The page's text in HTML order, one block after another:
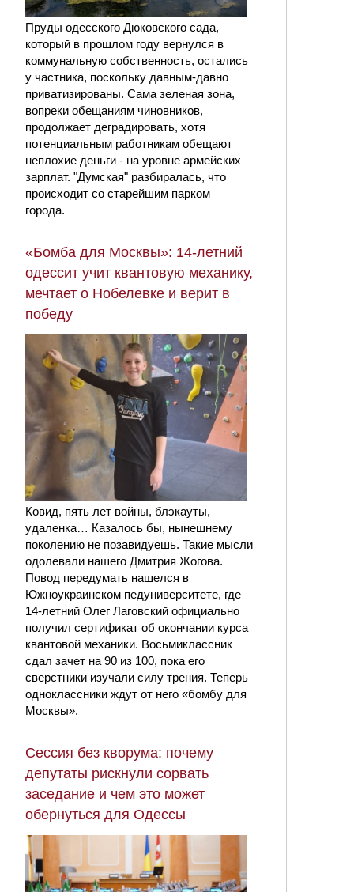
Пруды одесского Дюковского сада,
который в прошлом году вернулся в
коммунальную собственность, остались
у частника, поскольку давным-давно
приватизированы. Сама зеленая зона,
вопреки обещаниям чиновников,
продолжает деградировать, хотя
потенциальным работникам обещают
неплохие деньги - на уровне армейских
зарплат. "Думская" разбиралась, что
происходит со старейшим парком
города.
«Бомба для Москвы»: 14-летний
одессит учит квантовую механику,
мечтает о Нобелевке и верит в
победу
Ковид, пять лет войны, блэкауты,
удаленка… Казалось бы, нынешнему
поколению не позавидуешь. Такие мысли
одолевали нашего Дмитрия Жогова.
Повод передумать нашелся в
Южноукраинском педуниверситете, где
14-летний Олег Лаговский официально
получил сертификат об окончании курса
квантовой механики. Восьмиклассник
сдал зачет на 90 из 100, пока его
сверстники изучали силу трения. Теперь
одноклассники ждут от него «бомбу для
Москвы».
Сессия без кворума: почему
депутаты рискнули сорвать
заседание и чем это может
обернуться для Одессы